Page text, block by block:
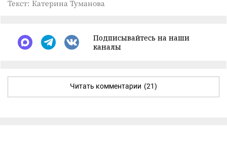
Текст: Катерина Туманова
Подписывайтесь на наши
каналы
Читать комментарии (21)